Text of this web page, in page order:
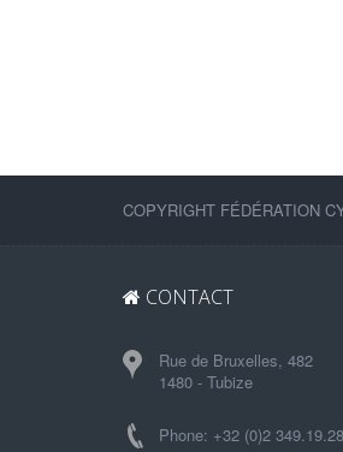
COPYRIGHT FÉDÉRATION
CONTACT
Rue de Bruxelles, 482
1480 - Tubize
Phone: +32 (0)2 349.19.28